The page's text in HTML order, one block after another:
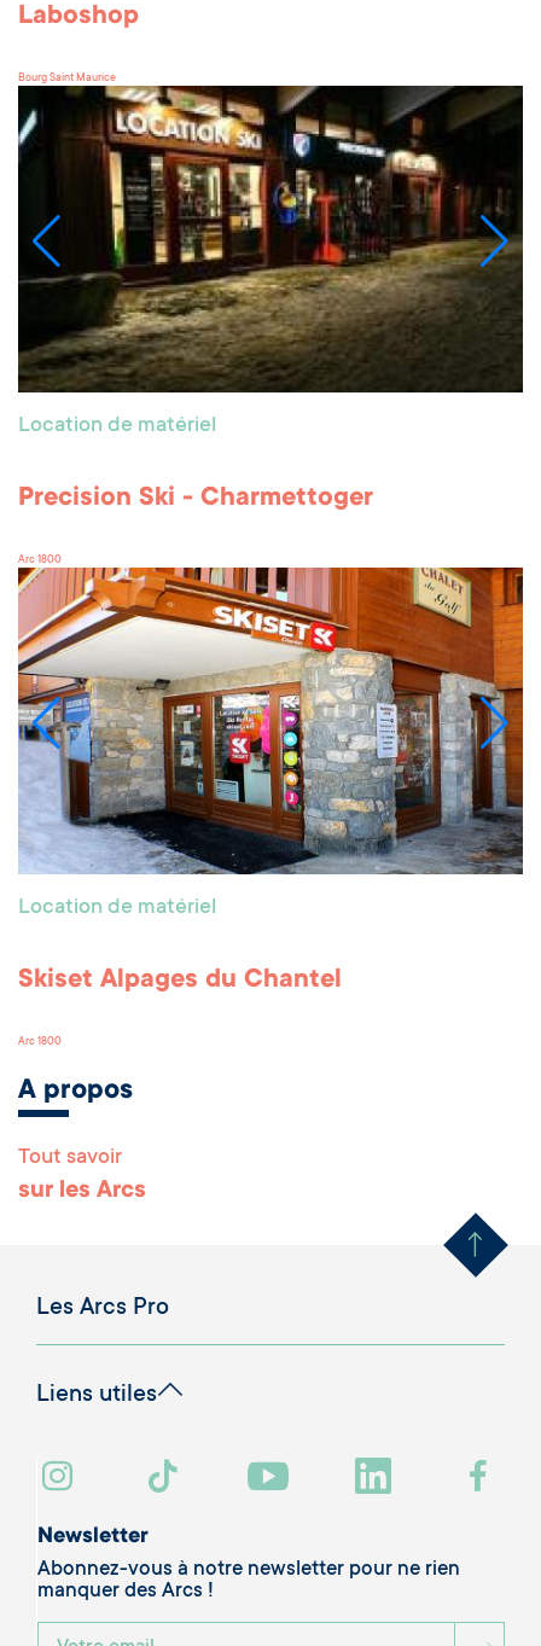
Laboshop
Bourg Saint Maurice
Location de matériel
Precision Ski - Charmettoger
Arc 1800
Location de matériel
Skiset Alpages du Chantel
Arc 1800
A propos
Tout savoir
sur les Arcs Remonter
Les Arcs Pro
Liens utiles
Newsletter
Abonnez-vous à notre newsletter pour ne rien
manquer des Arcs !